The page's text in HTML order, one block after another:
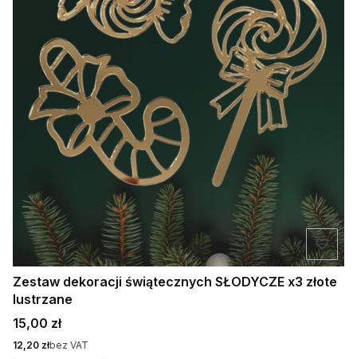
Zestaw dekoracji świątecznych SŁODYCZE x3 złote
lustrzane
Cena
15,00 zł
Cena
12,20 złbez VAT